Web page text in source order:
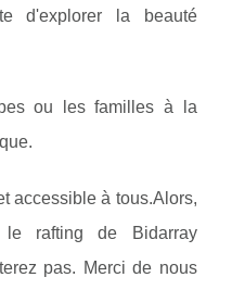
d'explorer la beauté
ou les familles à la
accessible à tous.Alors,
le rafting de Bidarray
pas. Merci de nous